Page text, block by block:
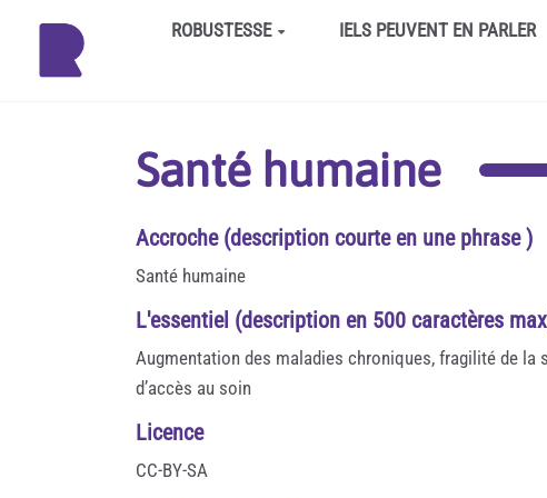
Aller au contenu principalROBUSTESSE IELS PEUVENT EN PARLER
Santé humaine
Accroche (description courte en une phrase )
Santé humaine
L'essentiel (description en 500 caractères
Augmentation des maladies chroniques, fragilité de
d’accès au soin
Licence
CC-BY-SA